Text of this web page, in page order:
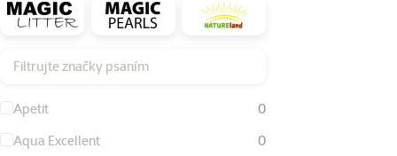
Filtrujte značky psaním
Apetit
0
Aqua Excellent
0